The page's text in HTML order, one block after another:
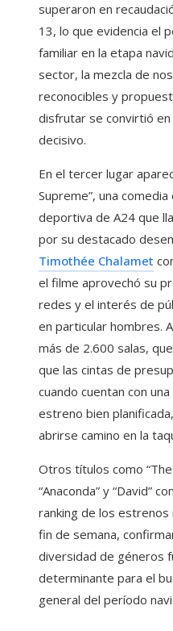
superaron en
13, lo que evidencia el
familiar en la etapa
sector, la mezcla de
reconocibles y
disfrutar se convirtió
decisivo.
En el tercer lugar
Supreme”, una
deportiva de A24 que
por su destacado
Timothée Chalamet
el filme aprovechó su
redes y el interés de
en particular hombres.
más de 2.600 salas,
que las cintas de
cuando cuentan con
estreno bien
abrirse camino en la
Otros títulos como
“Anaconda” y “David”
ranking de los
fin de semana,
diversidad de géneros
determinante para el
general del período